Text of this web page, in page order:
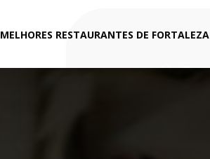
MELHORES RESTAURANTES DE FORTALEZA